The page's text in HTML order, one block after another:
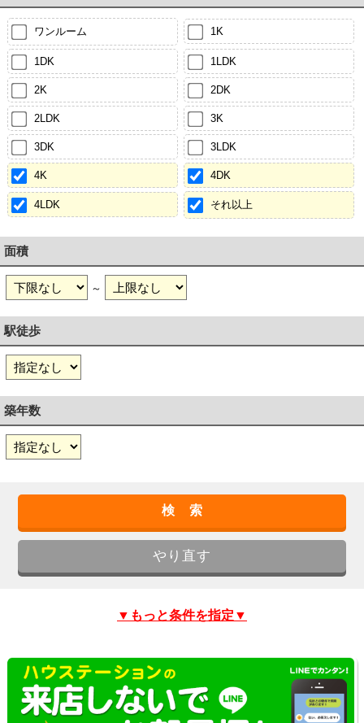
ワンルーム 1K
1DK 1LDK
2K 2DK
2LDK 3K
3DK 3LDK
4K 4DK
4LDK それ以上
面積
～
駅徒歩
築年数
▼もっと条件を指定▼